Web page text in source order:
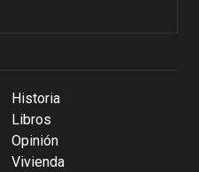
Historia
Libros
Opinión
Vivienda